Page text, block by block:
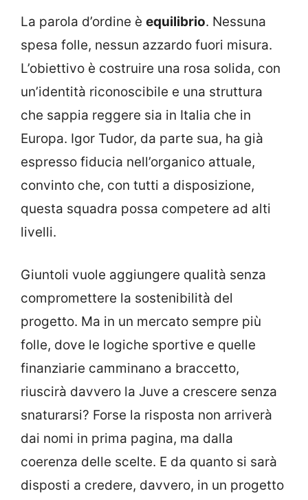
La parola d’ordine è equilibrio. Nessuna
spesa folle, nessun azzardo fuori misura.
L’obiettivo è costruire una rosa solida, con
un’identità riconoscibile e una struttura
che sappia reggere sia in Italia che in
Europa. Igor Tudor, da parte sua, ha già
espresso fiducia nell’organico attuale,
convinto che, con tutti a disposizione,
questa squadra possa competere ad alti
livelli.
Giuntoli vuole aggiungere qualità senza
compromettere la sostenibilità del
progetto. Ma in un mercato sempre più
folle, dove le logiche sportive e quelle
finanziarie camminano a braccetto,
riuscirà davvero la Juve a crescere senza
snaturarsi? Forse la risposta non arriverà
dai nomi in prima pagina, ma dalla
coerenza delle scelte. E da quanto si sarà
disposti a credere, davvero, in un progetto